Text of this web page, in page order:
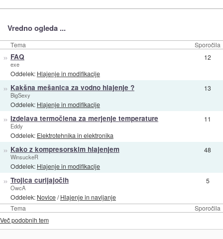
Vredno ogleda ...
Tema Sporočila
Tema Sporočila
» FAQ
exe
Oddelek: Hlajenje in modifikacije
12
» Kakšna mešanica za vodno hlajenje ?
BigSexy
Oddelek: Hlajenje in modifikacije
13
» Izdelava termočlena za merjenje temperature
Eddy
Oddelek: Elektrotehnika in elektronika
11
» Kako z kompresorskim hlajenjem
WinsuckeR
Oddelek: Hlajenje in modifikacije
48
» Trojica curljajočih
OwcA
Oddelek: Novice/Hlajenje in navijanje
5
Več podobnih tem